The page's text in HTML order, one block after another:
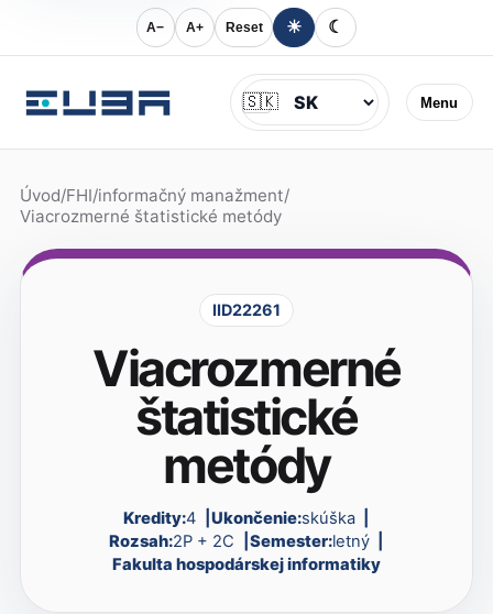
A− A+ Reset ☀ ☾
Menu
Jazyk
🇸🇰
Úvod/FHI/informačný manažment/
Viacrozmerné štatistické metódy
IID22261
Viacrozmerné
štatistické
metódy
Kredity:4 Ukončenie:skúška
Rozsah:2P + 2C Semester:letný
Fakulta hospodárskej informatiky